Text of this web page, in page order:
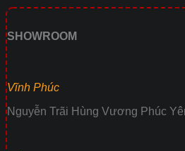
SHOWROOM
Vĩnh Phúc
Nguyễn Trãi Hùng Vương Phúc